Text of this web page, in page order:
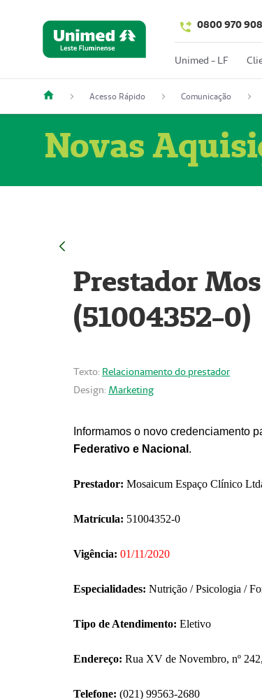
0800 970
Unimed - LF
Acesso Rápido Comunicação
Novas
Prestador
(51004352-0)
Texto: Relacionamento do prestador
Design: Marketing
Informamos o novo credenciamento
Federativo e Nacional .
Prestador: Mosaicum Espaço Clínico
Matrícula: 51004352-0
Vigência: 01/11/2020
Especialidades: Nutrição / Psicologia /
Tipo de Atendimento: Eletivo
Endereço: Rua XV de Novembro, nº
Telefone: (021) 99563-2680